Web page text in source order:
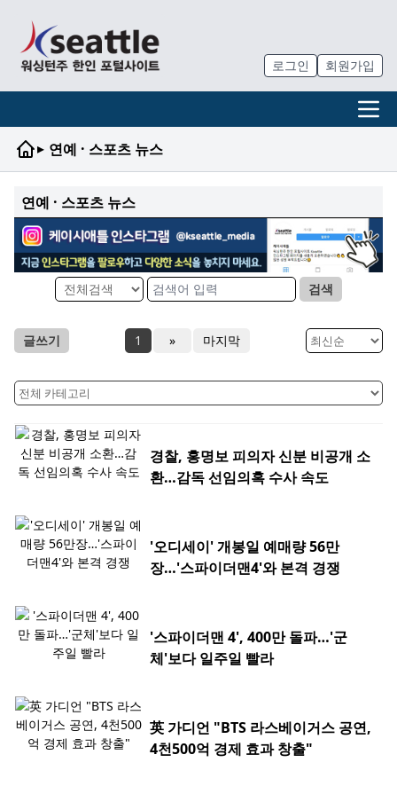
로그인 회원가입
▸ 연예 · 스포츠 뉴스
연예 · 스포츠 뉴스
검색
글쓰기 1 » 마지막
경찰, 홍명보 피의자 신분 비공개 소
환…감독 선임의혹 수사 속도
'오디세이' 개봉일 예매량 56만
장…'스파이더맨4'와 본격 경쟁
'스파이더맨 4', 400만 돌파…'군
체'보다 일주일 빨라
英 가디언 "BTS 라스베이거스 공연,
4천500억 경제 효과 창출"